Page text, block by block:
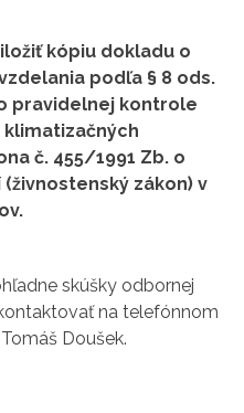
kópiu dokladu o
podľa § 8 ods.
pravidelnej kontrole
č. 455/1991 Zb. o
zákon) v
skúšky odbornej
na telefónnom
Doušek.